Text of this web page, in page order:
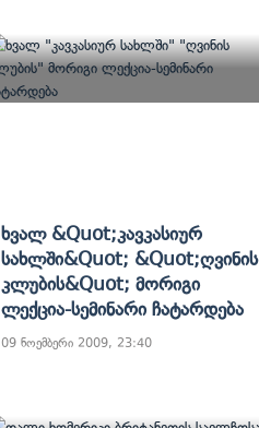
Ხვალ &quot;კავკასიურ
Სახლში&quot; &quot;ღვინის
Კლუბის&quot; Მორიგი
Ლექცია-Სემინარი Ჩატარდება
09 ნოემბერი 2009, 23:40